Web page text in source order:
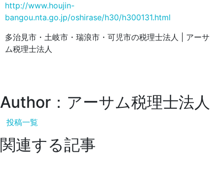
http://www.houjin-
bangou.nta.go.jp/oshirase/h30/h300131.html
多治見市・土岐市・瑞浪市・可児市の税理士法人 | アーサ
ム税理士法人
Author：アーサム税理士法人
投稿一覧
関連する記事